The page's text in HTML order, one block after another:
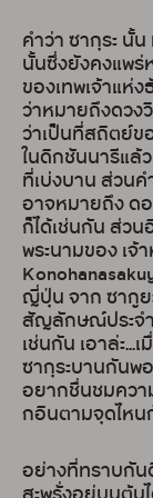
คำว่า ซากุระ นั้
นั้นซึ่งยังคงแพ
ของเทพเจ้าแห่
ว่าหมายถึงดว
ว่าเป็นที่สถิตย์ข
ในดิกชันนารีแล้
ที่เบ่งบาน ส่วน
อาจหมายถึง ด
ก็ได้เช่นกัน ส่ว
พระนามของ เจ้
ญี่ปุ่น จาก ซากูย
สัญลักษณ์ประจำ
เช่นกัน เอาล่ะ
ซากุระบานกันพ
อยากชื่นชมควา
กอินตามจุดไหน
อย่างที่ทราบกัน